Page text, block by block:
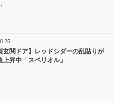
玄関ドア】レッドシダーの乱貼りが
上昇中「スペリオル」